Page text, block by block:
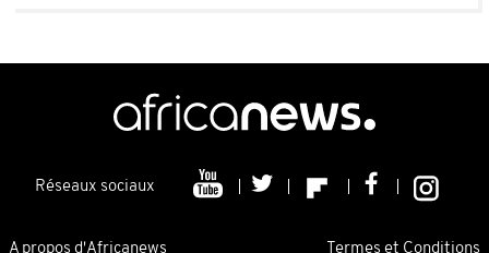
Réseaux sociaux
A propos d'Africanews Termes et Conditions